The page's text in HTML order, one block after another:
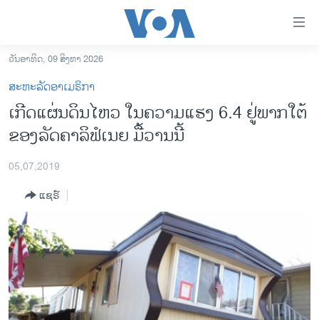
ເຂົ້າ
ຫາ
ຂ້າມ
ຂ້າມ
ຂ້າມ
ຫາ
ລາວ
ອາເມຣິກາ
ຂ່າວ​ຈີນ
ໂລກ
ເອເຊຍ
ອິດສະຫຼະພາບດ້ານການຂ່າວ
ຊີວິດຊາວລາວ
ຊຸມຊົນຊາວລາວ
ວັນອາທິດ, 09 ສິງຫາ 2026
ສະຫະລັດອາເມຣິກາ
ເກີດແຜ່ນ​ດິນ​ໄຫວ ໃນ​ຄວາມ​ແຮງ 6.4 ຢູ່​ພາກ​ໃຕ້​
ຂອງ​ລັດຄາ​ລິ​ຟໍ​ເນຍ ມື້​ວານນີ້
05,07,2019
ແຊຣ໌